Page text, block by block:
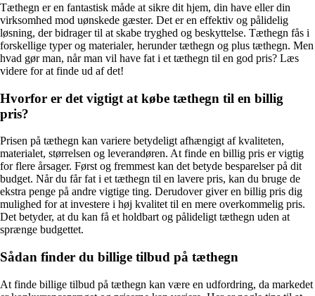
Tæthegn er en fantastisk måde at sikre dit hjem, din have eller din
virksomhed mod uønskede gæster. Det er en effektiv og pålidelig
løsning, der bidrager til at skabe tryghed og beskyttelse. Tæthegn fås i
forskellige typer og materialer, herunder tæthegn og plus tæthegn. Men
hvad gør man, når man vil have fat i et tæthegn til en god pris? Læs
videre for at finde ud af det!
Hvorfor er det vigtigt at købe tæthegn til en billig
pris?
Prisen på tæthegn kan variere betydeligt afhængigt af kvaliteten,
materialet, størrelsen og leverandøren. At finde en billig pris er vigtig
for flere årsager. Først og fremmest kan det betyde besparelser på dit
budget. Når du får fat i et tæthegn til en lavere pris, kan du bruge de
ekstra penge på andre vigtige ting. Derudover giver en billig pris dig
mulighed for at investere i høj kvalitet til en mere overkommelig pris.
Det betyder, at du kan få et holdbart og pålideligt tæthegn uden at
sprænge budgettet.
Sådan finder du billige tilbud på tæthegn
At finde billige tilbud på tæthegn kan være en udfordring, da markedet